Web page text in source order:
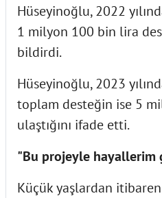
Hüseyinoğlu, 2022
1 milyon 100 bin lira
bildirdi.
Hüseyinoğlu, 2023
toplam desteğin ise 5
ulaştığını ifade etti.
"Bu projeyle hayallerim
Küçük yaşlardan